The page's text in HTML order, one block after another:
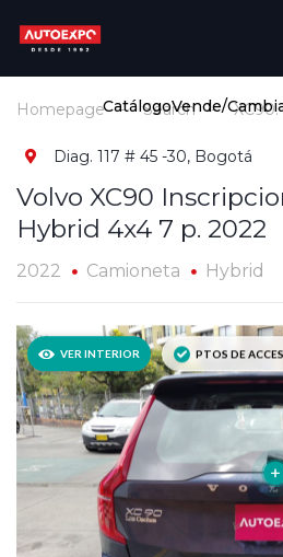
CatálogoVende/
Homepage Search XC90.
Diag. 117 # 45 -30, Bogotá
Volvo XC90
Hybrid 4x4 7 p. 2022
2022 Camioneta Hybrid